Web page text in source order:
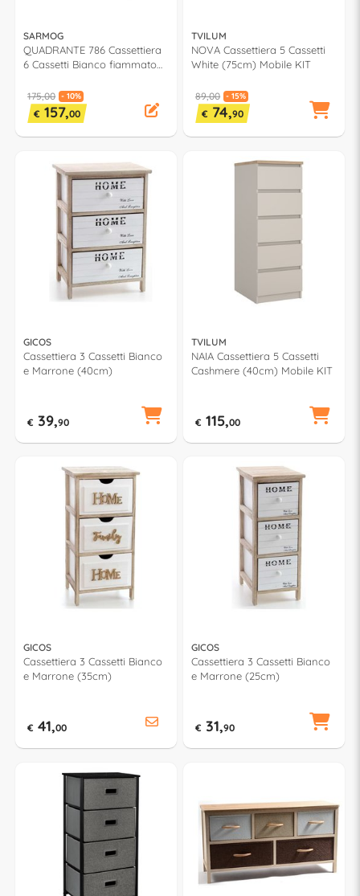
SARMOG
QUADRANTE 786 Cassettiera
6 Cassetti Bianco fiammato
175,00 - 10%
€ 157,00
TVILUM
NOVA Cassettiera 5 Cassetti
White (75cm) Mobile KIT
89,00 - 15%
€ 74,90
GICOS
Cassettiera 3 Cassetti Bianco
e Marrone (40cm)
€ 39,90
TVILUM
NAIA Cassettiera 5 Cassetti
Cashmere (40cm) Mobile KIT
€ 115,00
GICOS
Cassettiera 3 Cassetti Bianco
e Marrone (35cm)
€ 41,00
GICOS
Cassettiera 3 Cassetti Bianco
e Marrone (25cm)
€ 31,90